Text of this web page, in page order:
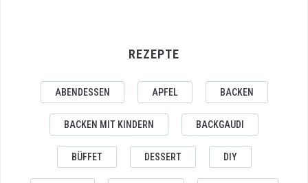
REZEPTE
ABENDESSEN APFEL BACKEN
BACKEN MIT KINDERN BACKGAUDI
BÜFFET DESSERT DIY